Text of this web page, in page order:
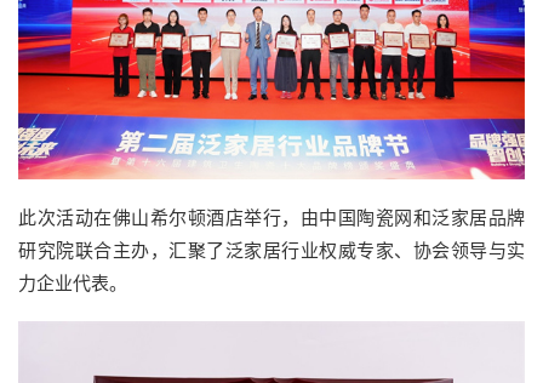
此次活动在佛山希尔顿酒店举行，由中国陶瓷网和泛家居品牌
研究院联合主办，汇聚了泛家居行业权威专家、协会领导与实
力企业代表。